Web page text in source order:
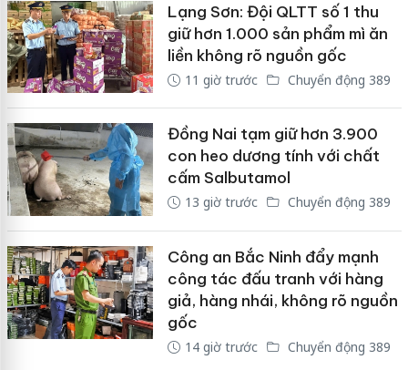
Lạng Sơn: Đội QLTT số 1 thu
giữ hơn 1.000 sản phẩm mì ăn
liền không rõ nguồn gốc
11 giờ trước Chuyển động 389
Đồng Nai tạm giữ hơn 3.900
con heo dương tính với chất
cấm Salbutamol
13 giờ trước Chuyển động 389
Công an Bắc Ninh đẩy mạnh
công tác đấu tranh với hàng
giả, hàng nhái, không rõ nguồn
gốc
14 giờ trước Chuyển động 389